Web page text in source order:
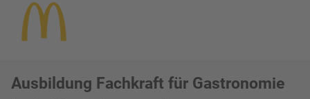
Ausbildung Fachkraft für Gastronomie